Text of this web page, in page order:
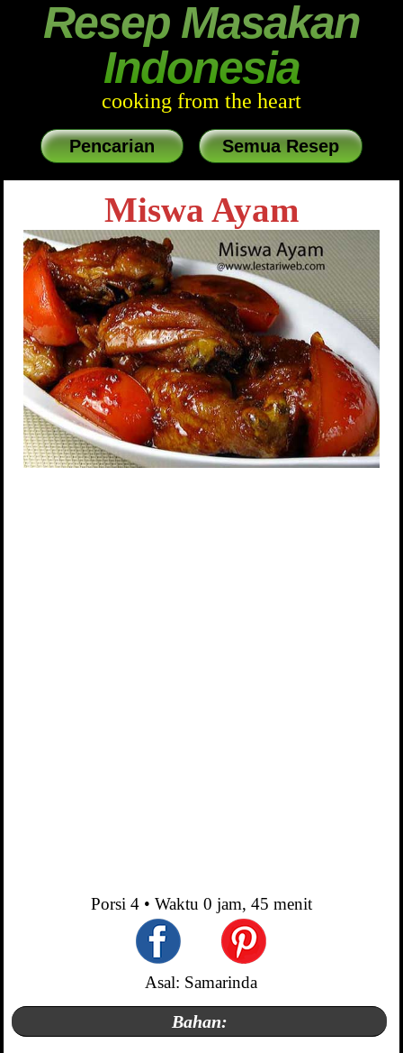
Resep Masakan
Indonesia
cooking from the heart
Pencarian Semua Resep
Miswa Ayam
Porsi 4• Waktu 0 jam, 45 menit
Asal: Samarinda
Bahan: